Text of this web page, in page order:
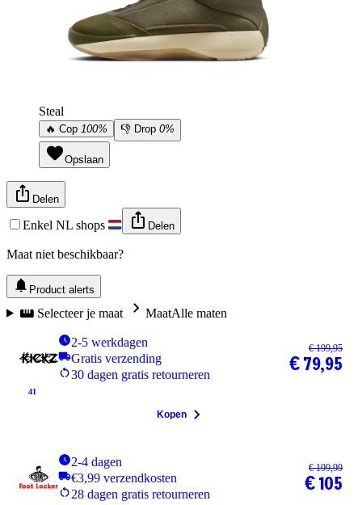
Steal
🔥 Cop 100% 👎 Drop 0%
Opslaan
Delen
Enkel NL shops Delen
Maat niet beschikbaar?
Product alerts
Selecteer je maat MaatAlle maten
2-5 werkdagen
Gratis verzending
30 dagen gratis retourneren
41
€ 199,95
€ 79,95
Kopen
2-4 dagen
€3,99 verzendkosten
28 dagen gratis retourneren
€ 199,99
€ 105